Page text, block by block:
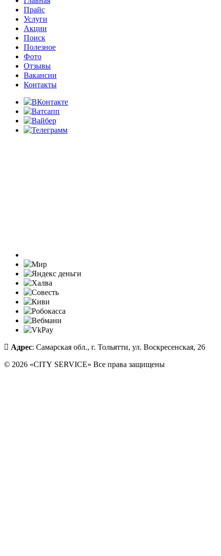
Прайс
Услуги
Акции
Поиск
Полезное
Фото
Отзывы
Вакансии
Контакты
Адрес: Самарская обл., г. Тольятти, ул. Воскресенская, 26
© 2026 «CITY SERVICE» Все права защищены